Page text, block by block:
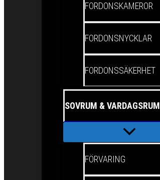
FORDONSKAMEROR
FORDONSNYCKLAR
FORDONSSÄKERHET
SOVRUM & VARDAGSRUM
FÖRVARING